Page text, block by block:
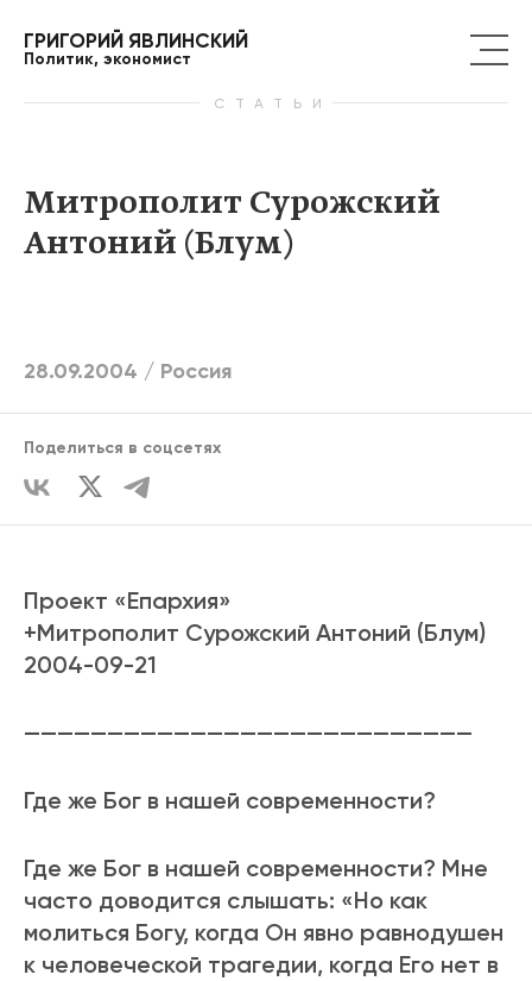
ГРИГОРИЙ ЯВЛИНСКИЙ
Политик, экономист
СТАТЬИ
Митрополит Сурожский
Антоний (Блум)
28.09.2004 / Россия
Поделиться в соцсетях
Проект «Епархия»
+Митрополит Сурожский Антоний (Блум)
2004-09-21
———————————————————————————
Где же Бог в нашей современности?
Где же Бог в нашей современности? Мне
часто доводится слышать: «Но как
молиться Богу, когда Он явно равнодушен
к человеческой трагедии, когда Его нет в